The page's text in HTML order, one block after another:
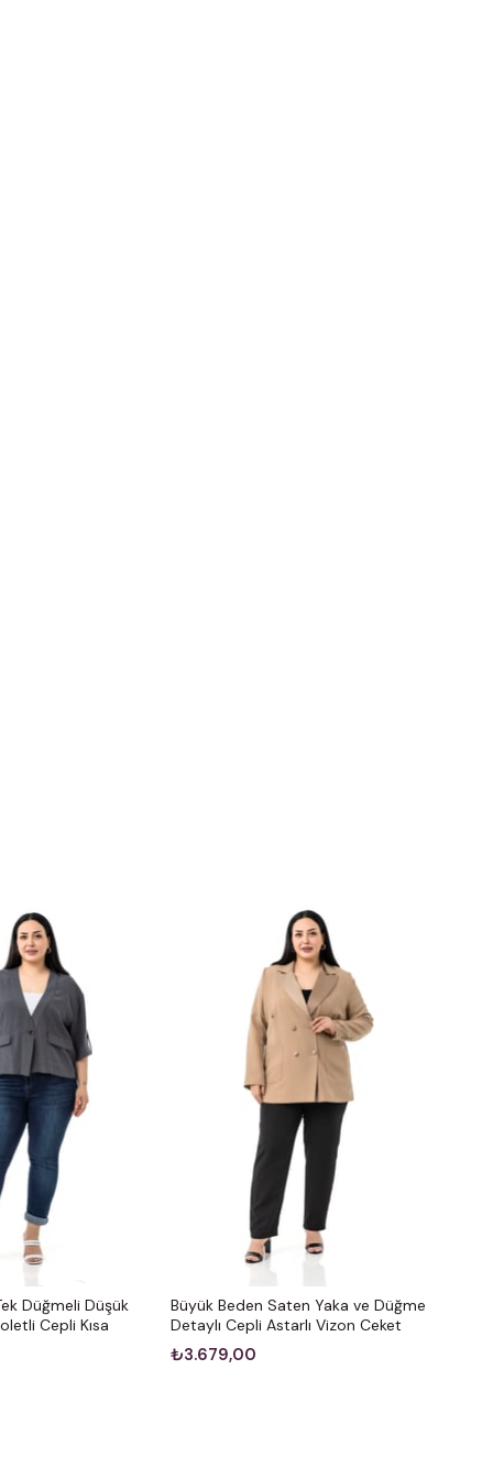
Düğmeli Düşük
Cepli Kısa
Büyük Beden Saten Yaka ve Düğme
Detaylı Cepli Astarlı Vizon Ceket
₺3.679,00